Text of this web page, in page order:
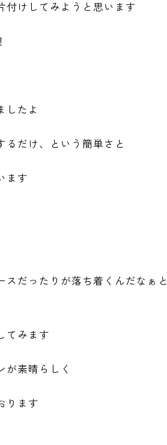
付けしてみようと思います
したよ
るだけ、という簡単さと
ます
だったりが落ち着くんだなぁと
てみます
が素晴らしく
ります